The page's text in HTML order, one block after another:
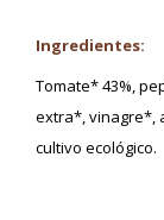
Ingredientes:
Tomate* 43%,
extra*, vinagre*,
cultivo ecológico.